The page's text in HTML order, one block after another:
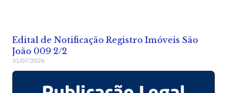
Edital de Notificação Registro Imóveis São
João 009 2/2
31/07/2026